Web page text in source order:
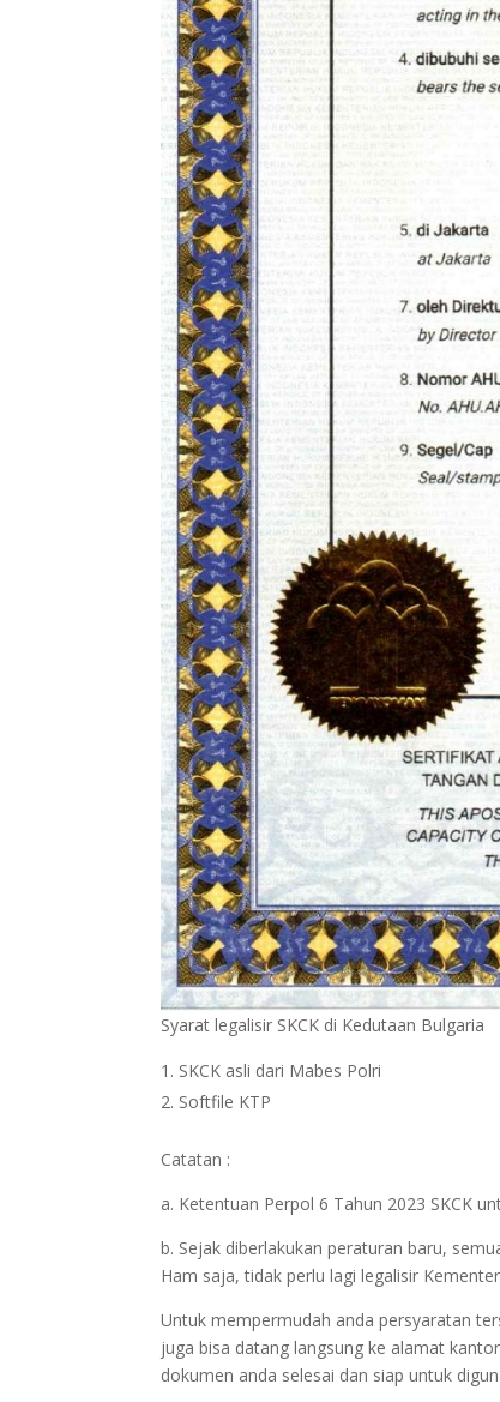
Syarat legalisir SKCK di Kedutaan Bulgaria
SKCK asli dari Mabes Polri
Softfile KTP
Catatan :
a. Ketentuan Perpol 6 Tahun 2023 SKCK
b. Sejak diberlakukan peraturan baru,
Ham saja, tidak perlu lagi legalisir
Untuk mempermudah anda persyaratan
juga bisa datang langsung ke alamat
dokumen anda selesai dan siap untuk